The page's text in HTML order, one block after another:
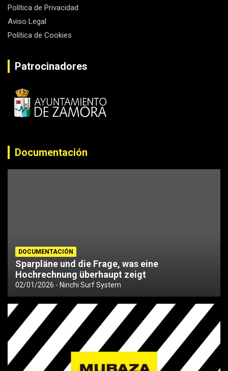
Política de Privacidad
Aviso Legal
Política de Cookies
Patrocinadores
Documentación
DOCUMENTACIÓN
Sparpläne und die Frage, was eine
Hochrechnung überhaupt zeigt
02/01/2026 Ninchi Surf System